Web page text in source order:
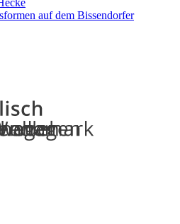
auf dem Bissendorfer